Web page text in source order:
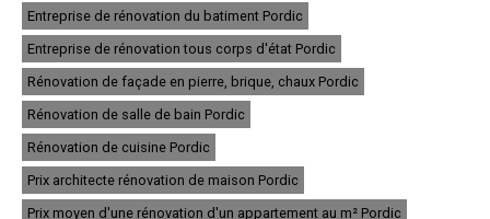
- Entreprise de rénovation immobilière à Loudéac
- Entreprise de rénovation immobilière à Paimpol
- Entreprise de rénovation immobilière à Trégueux
- Entreprise de rénovation immobilière à Guingamp
- Entreprise de rénovation immobilière à Perros-Guirec
- Entreprise de rénovation immobilière à Langueux
- Entreprise de rénovation immobilière à Plédran
- Entreprise de rénovation immobilière à Pordic
- Entreprise de rénovation immobilière à Ploumagoar
- Entreprise de rénovation immobilière à Yffiniac
- Entreprise de rénovation immobilière à Plouha
Entreprise de rénovation du batiment Pordic
Entreprise de rénovation tous corps d'état Pordic
Rénovation de façade en pierre, brique, chaux Pordic
Rénovation de salle de bain Pordic
Rénovation de cuisine Pordic
Prix architecte rénovation de maison Pordic
Prix moyen d'une rénovation d'un appartement au m² Pordic